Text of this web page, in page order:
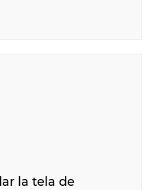
la tela de